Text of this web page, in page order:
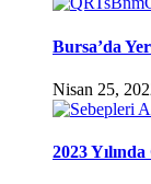
Bursa’da
Nisan 25,
2023